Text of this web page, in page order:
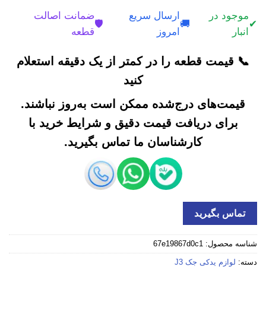
✔
موجود در
انبار
🚚
ارسال سریع
امروز
🛡️
ضمانت اصالت
قطعه
📞 قیمت قطعه را در کمتر از یک دقیقه استعلام
کنید
قیمت‌های درج‌شده ممکن است به‌روز نباشند.
برای دریافت قیمت دقیق و شرایط خرید با
کارشناسان ما تماس بگیرید.
تماس بگیرید
شناسه محصول: 67e19867d0c1
دسته: لوازم یدکی جک J3